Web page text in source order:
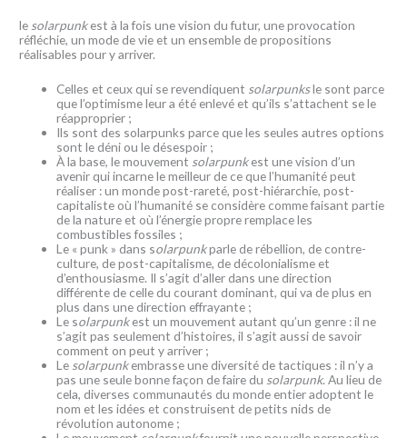
le solarpunkest à la fois une vision du futur, une provocation
réfléchie, un mode de vie et un ensemble de propositions
réalisables pour y arriver.
Celles et ceux qui se revendiquent solarpunksle sont parce
que l’optimisme leur a été enlevé et qu’ils s’attachent se le
réapproprier ;
Ils sont des solarpunks parce que les seules autres options
sont le déni ou le désespoir ;
À la base, le mouvement solarpunkest une vision d’un
avenir qui incarne le meilleur de ce que l’humanité peut
réaliser : un monde post-rareté, post-hiérarchie, post-
capitaliste où l’humanité se considère comme faisant partie
de la nature et où l’énergie propre remplace les
combustibles fossiles ;
Le « punk » dans solarpunkparle de rébellion, de contre-
culture, de post-capitalisme, de décolonialisme et
d’enthousiasme. Il s’agit d’aller dans une direction
différente de celle du courant dominant, qui va de plus en
plus dans une direction effrayante ;
Le solarpunkest un mouvement autant qu’un genre : il ne
s’agit pas seulement d’histoires, il s’agit aussi de savoir
comment on peut y arriver ;
Le solarpunkembrasse une diversité de tactiques : il n’y a
pas une seule bonne façon de faire du solarpunk. Au lieu de
cela, diverses communautés du monde entier adoptent le
nom et les idées et construisent de petits nids de
révolution autonome ;